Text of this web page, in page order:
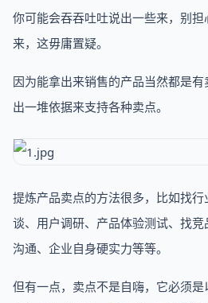
你可能会吞吞吐吐说出一些来，别
来，这毋庸置疑。
因为能拿出来销售的产品当然都是
出一堆依据来支持各种卖点。
提炼产品卖点的方法很多，比如找
谈、用户调研、产品体验测试、找
沟通、企业自身硬实力等等。
但有一点，卖点不是自嗨，它必须